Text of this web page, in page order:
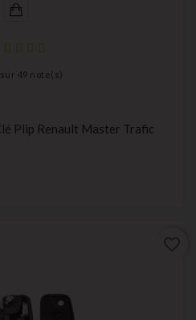
49 note(s)
Plip Renault Master Trafic